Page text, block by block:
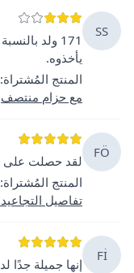
SS
171 ولد
يأخذوه.
المنتج المُشتراة:
مع حزام منتصف
FÖ
لقد حصلت على
المنتج المُشتراة:
تفاصيل
Fİ
إنها جميلة جدًا